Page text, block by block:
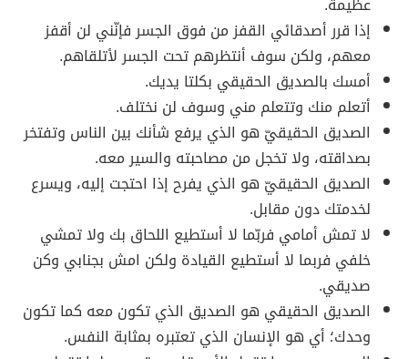
إذا قرر أصدقائي القفز من فوق الجسر فإنّني لن أقفز
معهم، ولكن سوف أنتظرهم تحت الجسر لأتلقاهم.
أمسك بالصديق الحقيقي بكلتا يديك.
أتعلم منك وتتعلم مني وسوف لن نختلف.
الصديق الحقيقيّ هو الذي يرفع شأنك بين الناس وتفتخر
بصداقته، ولا تخجل من مصاحبته والسير معه.
الصديق الحقيقيّ هو الذي يفرح إذا احتجت إليه، ويسرع
لخدمتك دون مقابل.
لا تمش أمامي فربّما لا أستطيع اللحاق بك ولا تمشي
خلفي فربما لا أستطيع القيادة ولكن امش بجنابي وكن
صديقي.
الصديق الحقيقي هو الصديق الذي تكون معه كما تكون
وحدك؛ أي هو الإنسان الذي تعتبره بمثابة النفس.